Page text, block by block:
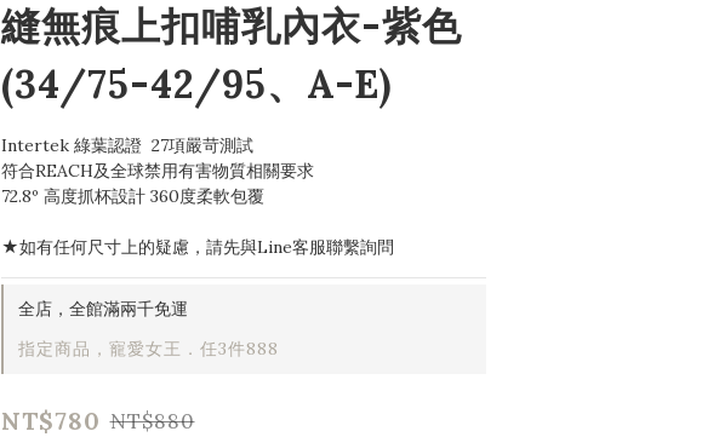
縫無痕上扣哺乳內衣-紫色
(34/75-42/95、A-E)
Intertek 綠葉認證  27項嚴苛測試
符合REACH及全球禁用有害物質相關要求
72.8º 高度抓杯設計 360度柔軟包覆
★如有任何尺寸上的疑慮，請先與Line客服聯繫詢問
全店，全館滿兩千免運
指定商品，寵愛女王．任3件888
NT$780 NT$880